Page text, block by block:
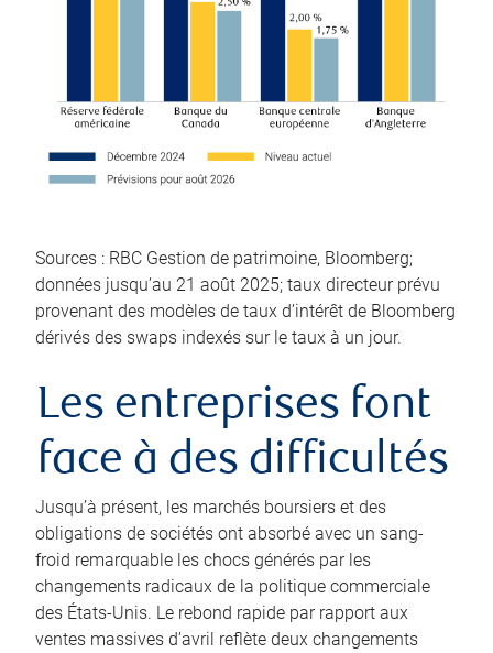
Sources : RBC Gestion de patrimoine, Bloomberg;
données jusqu’au 21 août 2025; taux directeur prévu
provenant des modèles de taux d’intérêt de Bloomberg
dérivés des swaps indexés sur le taux à un jour.
Les entreprises font
face à des difficultés
Jusqu’à présent, les marchés boursiers et des
obligations de sociétés ont absorbé avec un sang-
froid remarquable les chocs générés par les
changements radicaux de la politique commerciale
des États-Unis. Le rebond rapide par rapport aux
ventes massives d’avril reflète deux changements